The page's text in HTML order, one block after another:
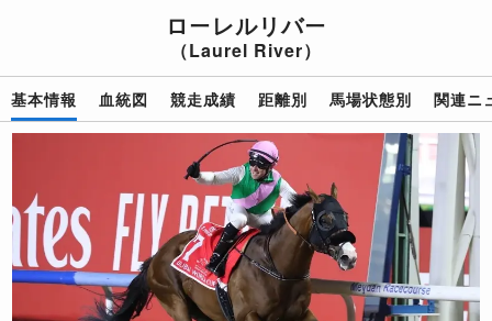
ローレルリバー
（Laurel River）
基本情報 血統図 競走成績 距離別 馬場状態別 関連ニ